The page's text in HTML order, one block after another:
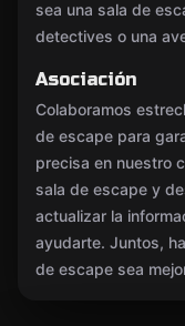
sea una sala de
detectives o una
Asociación
Colaboramos
de escape para
precisa en nuestro
sala de escape y
actualizar la
ayudarte. Juntos,
de escape sea